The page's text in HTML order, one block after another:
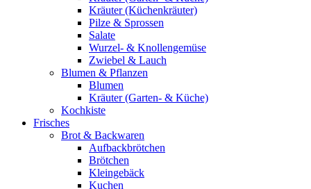
Kräuter (Küchenkräuter)
Pilze & Sprossen
Salate
Wurzel- & Knollengemüse
Zwiebel & Lauch
Blumen & Pflanzen
Blumen
Kräuter (Garten- & Küche)
Kochkiste
Frisches
Brot & Backwaren
Aufbackbrötchen
Brötchen
Kleingebäck
Kuchen